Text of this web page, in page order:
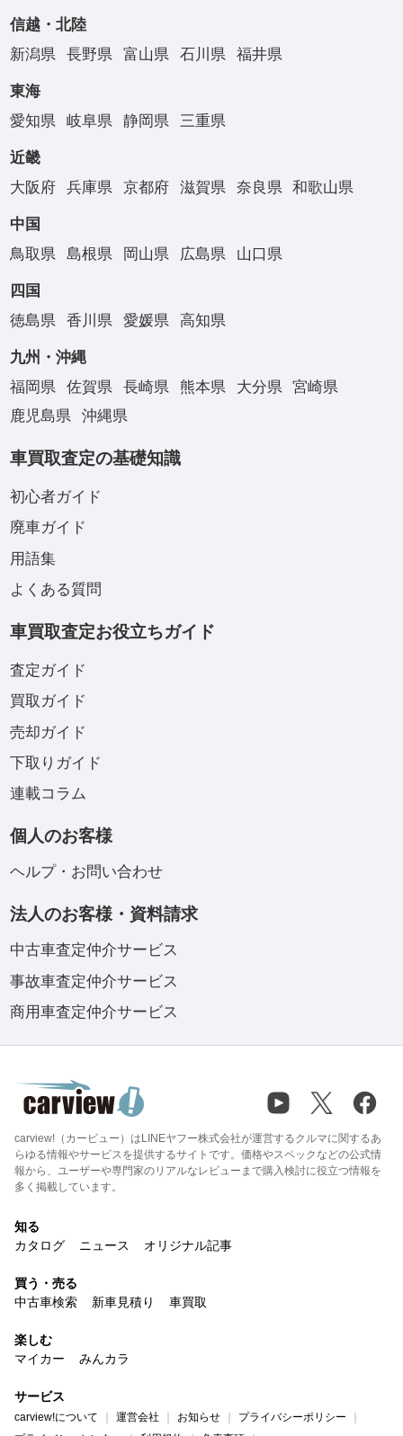
信越・北陸
新潟県
長野県 富山県 石川県 福井県
東海
愛知県
岐阜県 静岡県 三重県
近畿
大阪府
兵庫県 京都府 滋賀県 奈良県 和歌山県
中国
鳥取県
島根県 岡山県 広島県 山口県
四国
徳島県
香川県 愛媛県 高知県
九州・沖縄
福岡県
佐賀県 長崎県 熊本県 大分県
宮崎県
鹿児島県
沖縄県
車買取査定の基礎知識
初心者ガイド
廃車ガイド
用語集
よくある質問
車買取査定お役立ちガイド
査定ガイド
買取ガイド
売却ガイド
下取りガイド
連載コラム
個人のお客様
ヘルプ・お問い合わせ
法人のお客様・資料請求
中古車査定仲介サービス
事故車査定仲介サービス
商用車査定仲介サービス
carview!（カービュー）はLINEヤフー株式会社が運営するクルマに関するあ
らゆる情報やサービスを提供するサイトです。価格やスペックなどの公式情
報から、ユーザーや専門家のリアルなレビューまで購入検討に役立つ情報を
多く掲載しています。
知る
カタログ
ニュース オリジナル記事
買う・売る
中古車検索
新車見積り 車買取
楽しむ
マイカー
みんカラ
サービス
carview!について 運営会社 お知らせ
プライバシーポリシー